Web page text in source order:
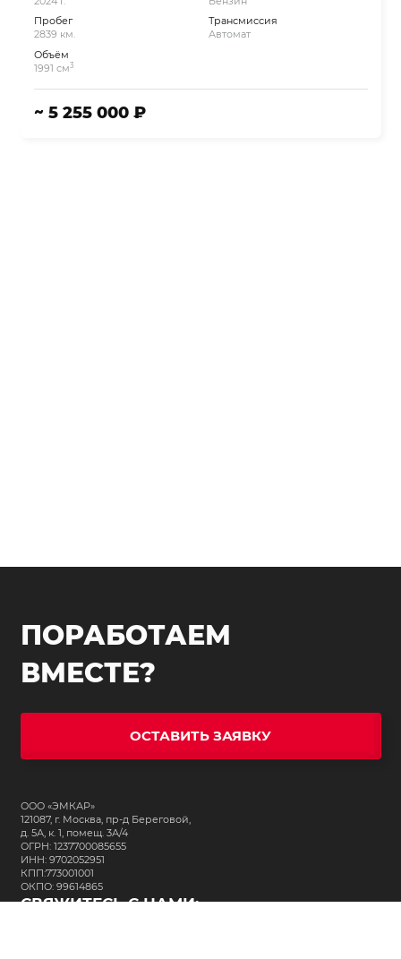
Пробег
2839 км.
Объём
1991 см3
Трансмиссия
Автомат
~ 5 255 000 ₽
ПОРАБОТАЕМ
ВМЕСТЕ?
ОСТАВИТЬ ЗАЯВКУ
ООО «ЭМКАР»
121087, г. Москва, пр-д Береговой,
д. 5А, к. 1, помещ. 3А/4
ОГРН: 1237700085655
ИНН: 9702052951
КПП:773001001
ОКПО: 99614865
СВЯЖИТЕСЬ С НАМИ: